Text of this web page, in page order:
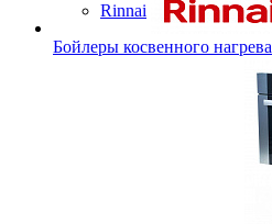
Rinnai
Бойлеры косвенного нагрева